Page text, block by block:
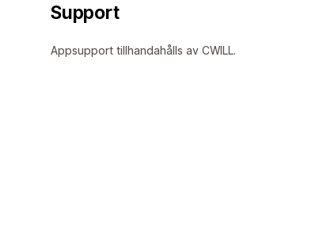
Support
Appsupport tillhandahålls av CWILL.